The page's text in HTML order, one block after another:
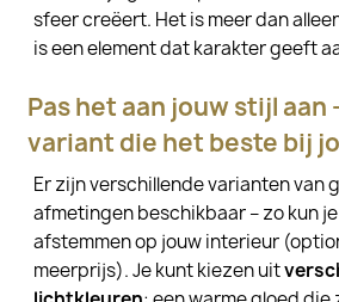
sfeer creëert. Het is meer dan
is een element dat karakter geeft
Pas het aan jouw stijl aan
variant die het beste bij
Er zijn verschillende varianten van
afmetingen beschikbaar – zo kun
afstemmen op jouw interieur
meerprijs). Je kunt kiezen uit